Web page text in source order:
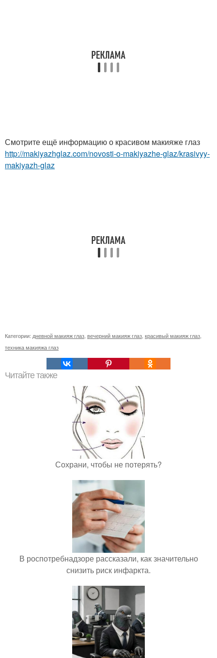
Смотрите ещё информацию о красивом макияже глаз
http://makiyazhglaz.com/novosti-o-makiyazhe-glaz/krasivyy-
makiyazh-glaz
Категории: дневной макияж глаз вечерний макияж глаз красивый макияж глаз
техника макияжа глаз
Читайте также
Сохрани, чтобы не потерять?
В роспотребнадзоре рассказали, как значительно
снизить риск инфаркта.